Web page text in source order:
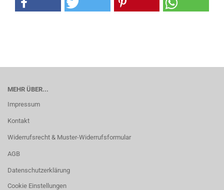
MEHR ÜBER...
Impressum
Kontakt
Widerrufsrecht & Muster-Widerrufsformular
AGB
Datenschutzerklärung
Cookie Einstellungen